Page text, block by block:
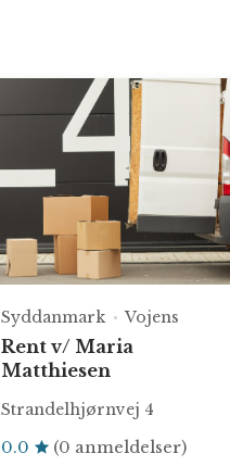
Syddanmark Vojens
Rent v/ Maria
Matthiesen
Strandelhjørnvej 4
0.0 (0 anmeldelser)